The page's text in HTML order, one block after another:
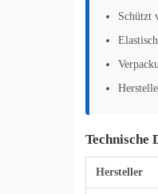
Schützt
Technische
Hersteller